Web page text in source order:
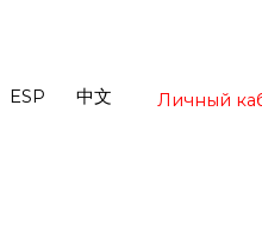
ESP 中文 Личный